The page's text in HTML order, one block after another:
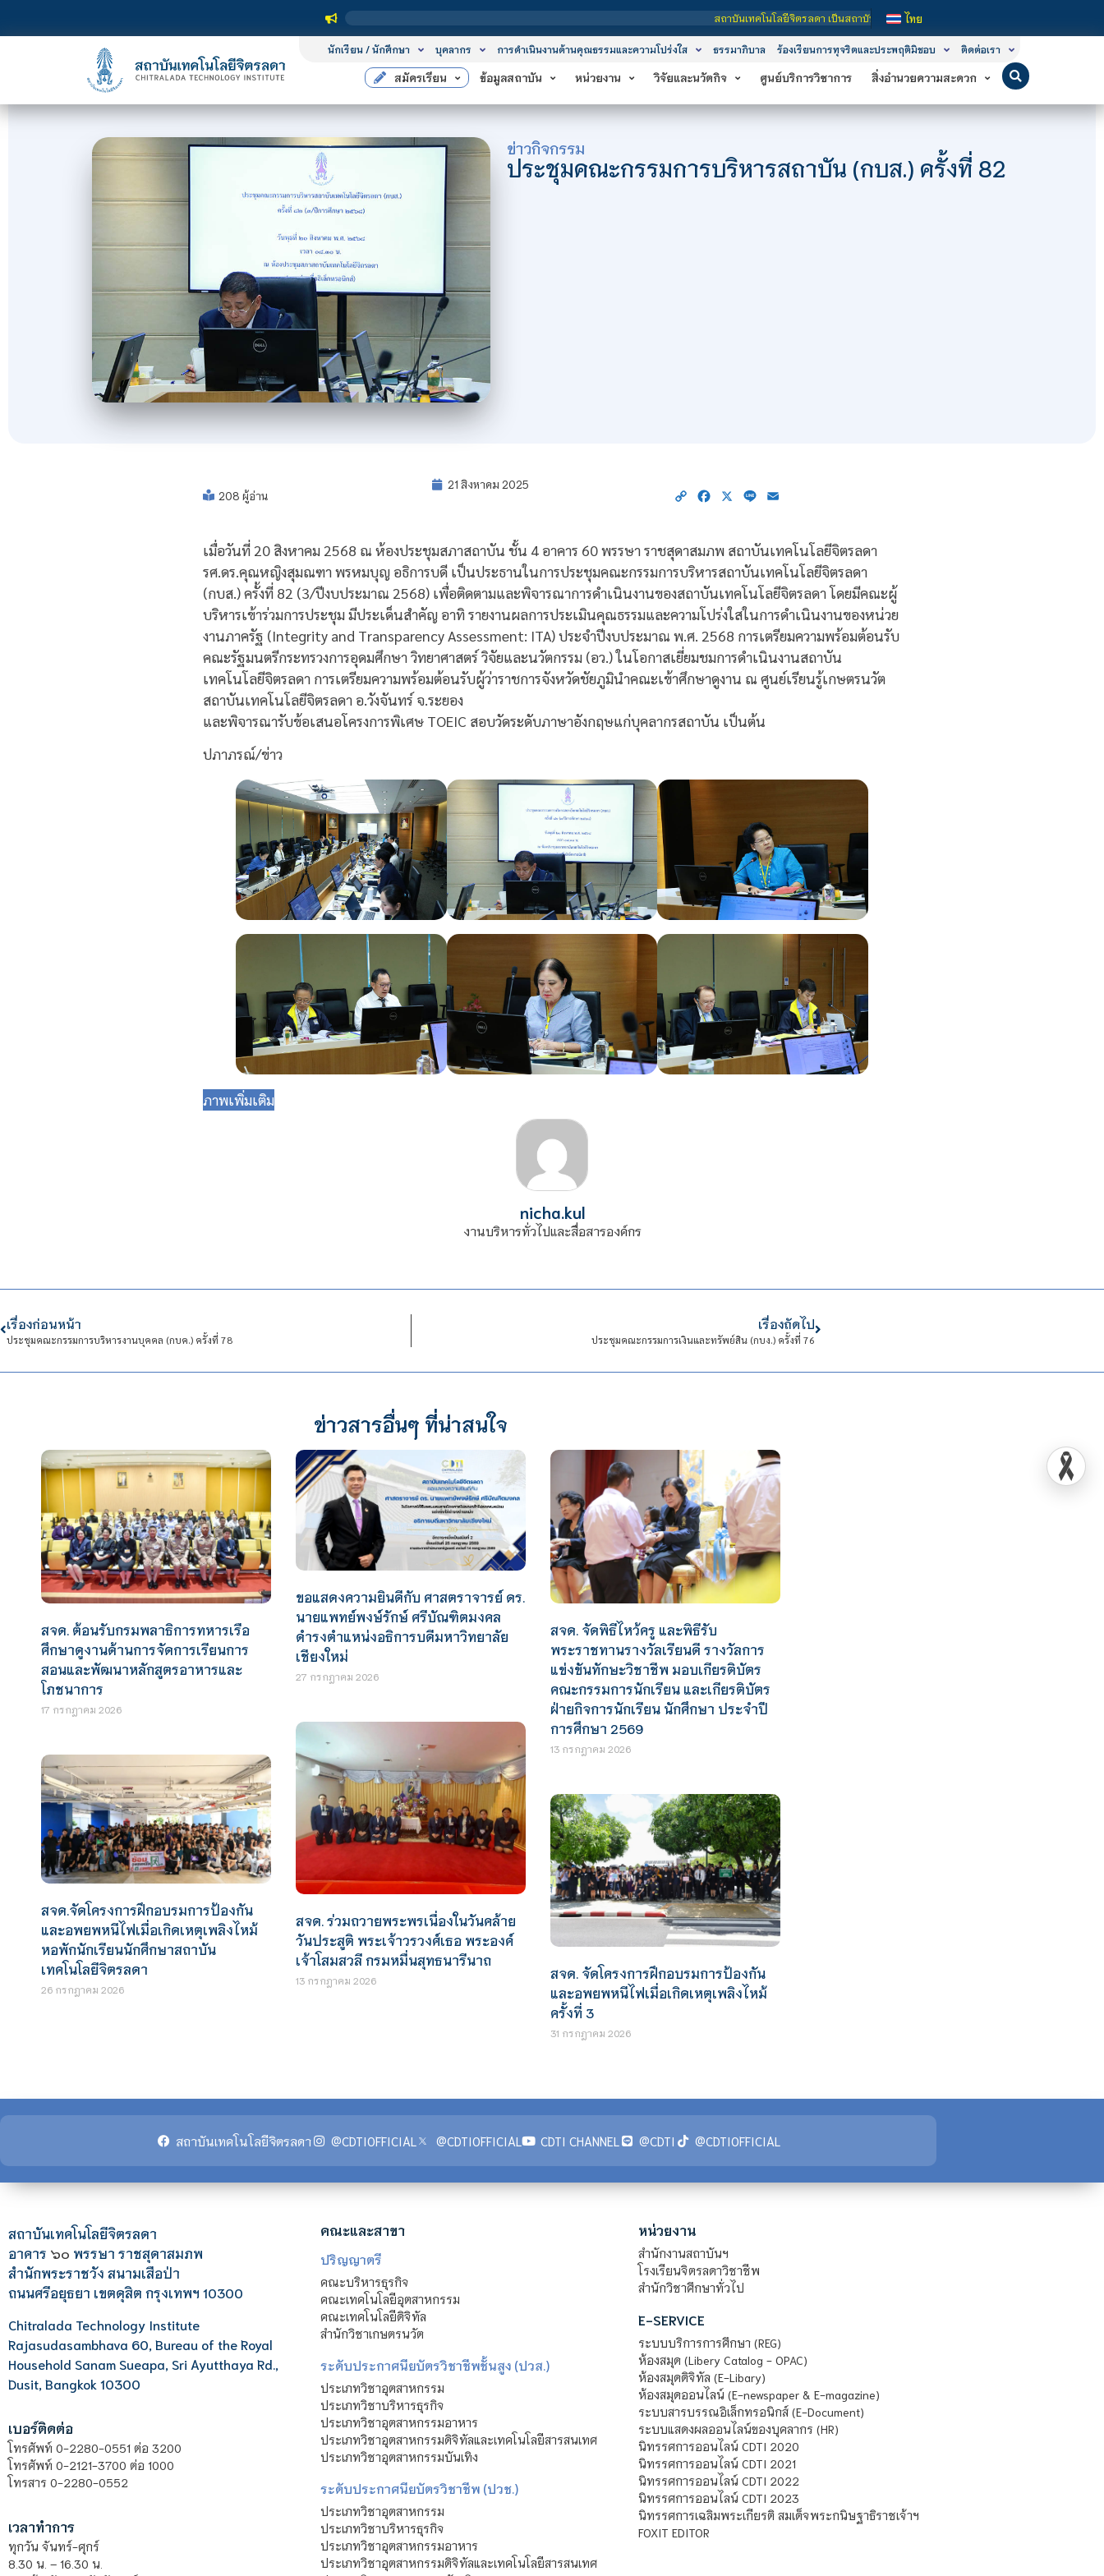
สถาบันเทคโนโลยีจิตรลดา เป็นสถาบันอุดมศึกษาในกำกับของรัฐ เปิดหลักสูตรการเรียนการสอน 3 ระดับ
ไทย
นักเรียน / นักศึกษา บุคลากร การดำเนินงานด้านคุณธรรมและความโปร่งใส ธรรมาภิบาล ร้องเรียนการทุจริตและประพฤติมิชอบ ติดต่อเรา
สมัครเรียน ข้อมูลสถาบัน หน่วยงาน วิจัยและนวัตกิจ ศูนย์บริการวิชาการ สิ่งอำนวยความสะดวก
ข่าวกิจกรรม
ประชุมคณะกรรมการบริหารสถาบัน (กบส.) ครั้งที่ 82
208 ผู้อ่าน
21 สิงหาคม 2025
Copy Facebook
X Line
เมื่อวันที่ 20 สิงหาคม 2568 ณ ห้องประชุมสภาสถาบัน ชั้น 4 อาคาร 60 พรรษา ราชสุดาสมภพ สถาบันเทคโนโลยีจิตรลดา
รศ.ดร.คุณหญิงสุมณฑา พรหมบุญ อธิการบดี เป็นประธานในการประชุมคณะกรรมการบริหารสถาบันเทคโนโลยีจิตรลดา
(กบส.) ครั้งที่ 82 (3/ปีงบประมาณ 2568) เพื่อติดตามและพิจารณาการดำเนินงานของสถาบันเทคโนโลยีจิตรลดา โดยมีคณะผู้
บริหารเข้าร่วมการประชุม มีประเด็นสำคัญ อาทิ รายงานผลการประเมินคุณธรรมและความโปร่งใสในการดำเนินงานของหน่วย
งานภาครัฐ (Integrity and Transparency Assessment: ITA) ประจำปีงบประมาณ พ.ศ. 2568 การเตรียมความพร้อมต้อนรับ
คณะรัฐมนตรีกระทรวงการอุดมศึกษา วิทยาศาสตร์ วิจัยและนวัตกรรม (อว.) ในโอกาสเยี่ยมชมการดำเนินงานสถาบัน
เทคโนโลยีจิตรลดา การเตรียมความพร้อมต้อนรับผู้ว่าราชการจังหวัดชัยภูมินำคณะเข้าศึกษาดูงาน ณ ศูนย์เรียนรู้เกษตรนวัต
สถาบันเทคโนโลยีจิตรลดา อ.วังจันทร์ จ.ระยอง
และพิจารณารับข้อเสนอโครงการพิเศษ TOEIC สอบวัดระดับภาษาอังกฤษแก่บุคลากรสถาบัน เป็นต้น
ปภาภรณ์/ข่าว
ภาพเพิ่มเติม
nicha.kul
งานบริหารทั่วไปและสื่อสารองค์กร
เรื่องก่อนหน้า
ประชุมคณะกรรมการบริหารงานบุคคล (กบค.) ครั้งที่ 78
เรื่องถัดไป
ประชุมคณะกรรมการเงินและทรัพย์สิน (กบง.) ครั้งที่ 76
ข่าวสารอื่นๆ ที่น่าสนใจ
สจด. ต้อนรับกรมพลาธิการทหารเรือ
ศึกษาดูงานด้านการจัดการเรียนการ
สอนและพัฒนาหลักสูตรอาหารและ
โภชนาการ
17 กรกฎาคม 2026
ขอแสดงความยินดีกับ ศาสตราจารย์ ดร.
นายแพทย์พงษ์รักษ์ ศรีบัณฑิตมงคล
ดำรงตำแหน่งอธิการบดีมหาวิทยาลัย
เชียงใหม่
27 กรกฎาคม 2026
สจด. จัดพิธีไหว้ครู และพิธีรับ
พระราชทานรางวัลเรียนดี รางวัลการ
แข่งขันทักษะวิชาชีพ มอบเกียรติบัตร
คณะกรรมการนักเรียน และเกียรติบัตร
ฝ่ายกิจการนักเรียน นักศึกษา ประจำปี
การศึกษา 2569
13 กรกฎาคม 2026
สจด.จัดโครงการฝึกอบรมการป้องกัน
และอพยพหนีไฟเมื่อเกิดเหตุเพลิงไหม้
หอพักนักเรียนนักศึกษาสถาบัน
เทคโนโลยีจิตรลดา
26 กรกฎาคม 2026
สจด. ร่วมถวายพระพรเนื่องในวันคล้าย
วันประสูติ พระเจ้าวรวงศ์เธอ พระองค์
เจ้าโสมสวลี กรมหมื่นสุทธนารีนาถ
13 กรกฎาคม 2026
สจด. จัดโครงการฝึกอบรมการป้องกัน
และอพยพหนีไฟเมื่อเกิดเหตุเพลิงไหม้
ครั้งที่ 3
31 กรกฎาคม 2026
สถาบันเทคโนโลยีจิตรลดา @CDTIOFFICIAL @CDTIOFFICIAL CDTI CHANNEL @CDTI @CDTIOFFICIAL
สถาบันเทคโนโลยีจิตรลดา
อาคาร ๖๐ พรรษา ราชสุดาสมภพ
สำนักพระราชวัง สนามเสือป่า
ถนนศรีอยุธยา เขตดุสิต กรุงเทพฯ 10300
Chitralada Technology Institute
Rajasudasambhava 60, Bureau of the Royal
Household Sanam Sueapa, Sri Ayutthaya Rd.,
Dusit, Bangkok 10300
เบอร์ติดต่อ
โทรศัพท์ 0-2280-0551 ต่อ 3200
โทรศัพท์ 0-2121-3700 ต่อ 1000
โทรสาร 0-2280-0552
เวลาทำการ
ทุกวัน จันทร์-ศุกร์
8.30 น. – 16.30 น.
คณะและสาขา
ปริญญาตรี
คณะบริหารธุรกิจ
คณะเทคโนโลยีอุตสาหกรรม
คณะเทคโนโลยีดิจิทัล
สำนักวิชาเกษตรนวัต
ระดับประกาศนียบัตรวิชาชีพชั้นสูง (ปวส.)
ประเภทวิชาอุตสาหกรรม
ประเภทวิชาบริหารธุรกิจ
ประเภทวิชาอุตสาหกรรมอาหาร
ประเภทวิชาอุตสาหกรรมดิจิทัลและเทคโนโลยีสารสนเทศ
ประเภทวิชาอุตสาหกรรมบันเทิง
ระดับประกาศนียบัตรวิชาชีพ (ปวช.)
ประเภทวิชาอุตสาหกรรม
ประเภทวิชาบริหารธุรกิจ
ประเภทวิชาอุตสาหกรรมอาหาร
ประเภทวิชาอุตสาหกรรมดิจิทัลและเทคโนโลยีสารสนเทศ
หน่วยงาน
สำนักงานสถาบันฯ
โรงเรียนจิตรลดาวิชาชีพ
สำนักวิชาศึกษาทั่วไป
E-SERVICE
ระบบบริการการศึกษา (REG)
ห้องสมุด (Libery Catalog - OPAC)
ห้องสมุดดิจิทัล (E-Libary)
ห้องสมุดออนไลน์ (E-newspaper & E-magazine)
ระบบสารบรรณอิเล็กทรอนิกส์ (E-Document)
ระบบแสดงผลออนไลน์ของบุคลากร (HR)
นิทรรศการออนไลน์ CDTI 2020
นิทรรศการออนไลน์ CDTI 2021
นิทรรศการออนไลน์ CDTI 2022
นิทรรศการออนไลน์ CDTI 2023
นิทรรศการเฉลิมพระเกียรติ สมเด็จพระกนิษฐาธิราชเจ้าฯ
FOXIT EDITOR